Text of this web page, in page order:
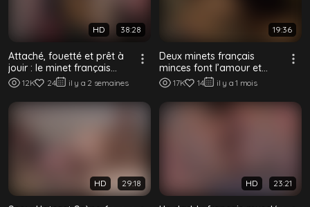
HD 38:28
Attaché, fouetté et prêt à
jouir : le minet français
Valentin Meunier ligoté au
li...
12K 24 il y a 2 semaines
19:36
Deux minets français
minces font l’amour et
baisent sans capote dans
une séance in...
17K 14 il y a 1 mois
HD 29:18 HD 23:21